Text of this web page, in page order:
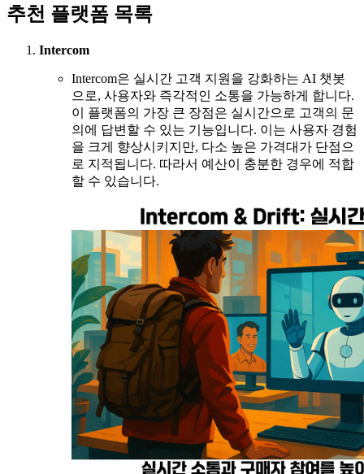
추천 플랫폼 목록
Intercom
Intercom은 실시간 고객 지원을 강화하는 AI 챗봇
으로, 사용자와 즉각적인 소통을 가능하게 합니다.
이 플랫폼의 가장 큰 장점은 실시간으로 고객의 문
의에 답변할 수 있는 기능입니다. 이는 사용자 경험
을 크게 향상시키지만, 다소 높은 가격대가 단점으
로 지적됩니다. 따라서 예산이 충분한 경우에 적합
할 수 있습니다.